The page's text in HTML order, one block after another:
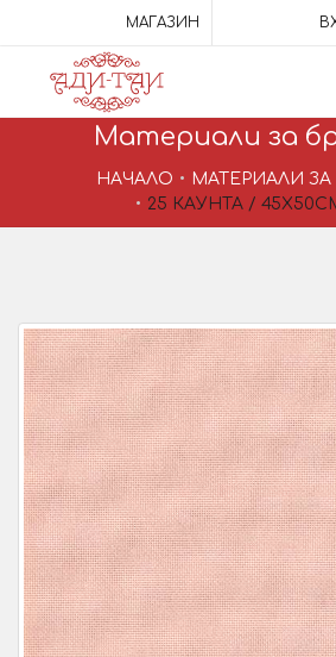
МАГАЗИН
Материали за
НАЧАЛО
МАТЕРИАЛИ
25 КАУНТА /